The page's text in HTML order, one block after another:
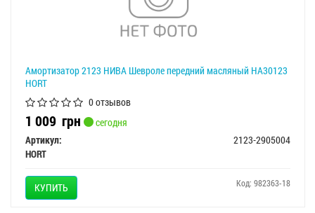
Амортизатор 2123 НИВА Шевроле передний масляный HA30123
HORT
0 отзывов
1 009 грн
сегодня
Артикул:
2123-2905004
HORT
КУПИТЬ Код: 982363-18